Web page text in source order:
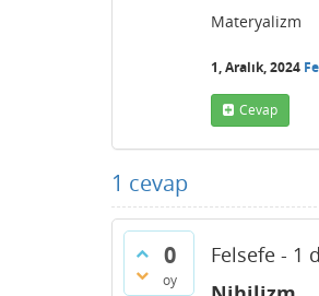
Materyalizm
1, Aralık, 2024
Cevap
1 cevap
0
oy
Felsefe - 1